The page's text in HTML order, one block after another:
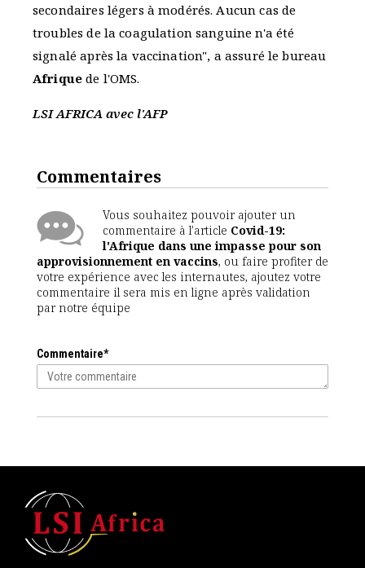
secondaires légers à modérés. Aucun cas de
troubles de la coagulation sanguine n'a été
signalé après la vaccination", a assuré le bureau
Afrique de l'OMS.
LSI AFRICA avec l'AFP
Commentaires
Vous souhaitez pouvoir ajouter un
commentaire à l'article Covid-19:
l'Afrique dans une impasse pour son
approvisionnement en vaccins, ou faire profiter de
votre expérience avec les internautes, ajoutez votre
commentaire il sera mis en ligne après validation
par notre équipe
Commentaire*